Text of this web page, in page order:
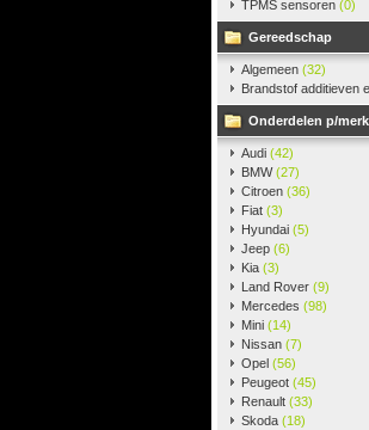
TPMS sensoren (0)
Gereedschap
Algemeen (32)
Brandstof additieven
Onderdelen p/merk
Audi (42)
BMW(27)
Citroen (36)
Fiat (3)
Hyundai (5)
Jeep (6)
Kia (3)
Land Rover (9)
Mercedes (98)
Mini (14)
Nissan (7)
Opel (56)
Peugeot (45)
Renault (33)
Skoda (18)